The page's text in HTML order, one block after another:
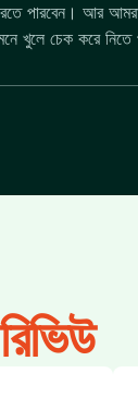
পারবেন। আর
খুলে চেক করে নিতে
রিভিউ